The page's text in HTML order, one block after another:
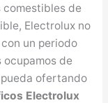
comestibles de
Electrolux no
un periodo
ocupamos de
ofertando
Electrolux